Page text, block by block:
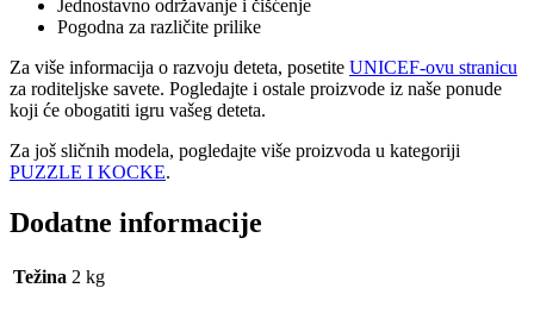
Jednostavno održavanje i čišćenje
Pogodna za različite prilike
Za više informacija o razvoju deteta, posetite UNICEF-ovu stranicu
za roditeljske savete. Pogledajte i ostale proizvode iz naše ponude
koji će obogatiti igru vašeg deteta.
Za još sličnih modela, pogledajte više proizvoda u kategoriji
PUZZLE I KOCKE.
Dodatne informacije
Težina 2 kg